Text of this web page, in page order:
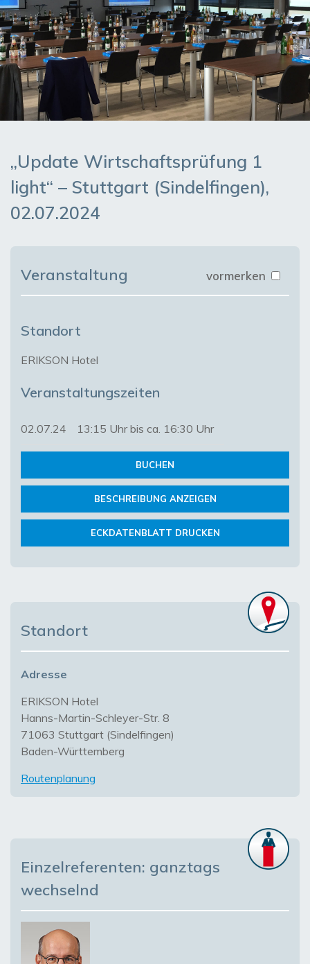
„Update Wirtschaftsprüfung 1
light“ – Stuttgart (Sindelfingen),
02.07.2024
Veranstaltung vormerken
Standort
ERIKSON Hotel
Veranstaltungszeiten
02.07.24 13:15 Uhr bis ca. 16:30 Uhr
BUCHEN
BESCHREIBUNG ANZEIGEN
ECKDATENBLATT DRUCKEN
Standort
Adresse
ERIKSON Hotel
Hanns-Martin-Schleyer-Str. 8
71063 Stuttgart (Sindelfingen)
Baden-Württemberg
Routenplanung
Einzelreferenten: ganztags
wechselnd